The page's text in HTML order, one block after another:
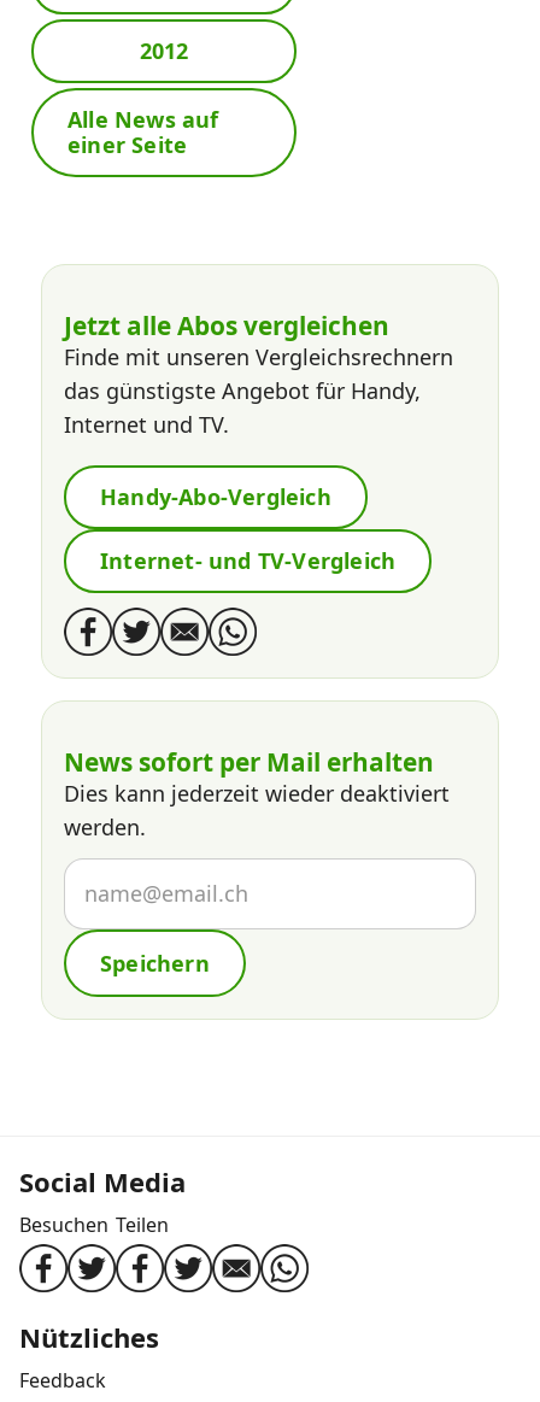
2012
Alle News auf
einer Seite
Jetzt alle Abos vergleichen
Finde mit unseren Vergleichsrechnern
das günstigste Angebot für Handy,
Internet und TV.
Handy-Abo-Vergleich
Internet- und TV-Vergleich
News sofort per Mail erhalten
Dies kann jederzeit wieder deaktiviert
werden.
Speichern
Social Media
Besuchen Teilen
Nützliches
Feedback